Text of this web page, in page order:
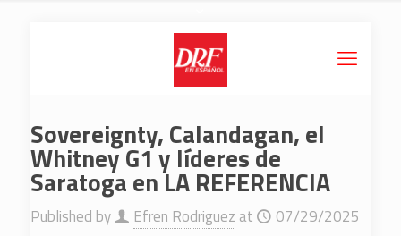
Sovereignty, Calandagan, el
Whitney G1 y líderes de
Saratoga en LA REFERENCIA
Published by Efren Rodriguez at 07/29/2025